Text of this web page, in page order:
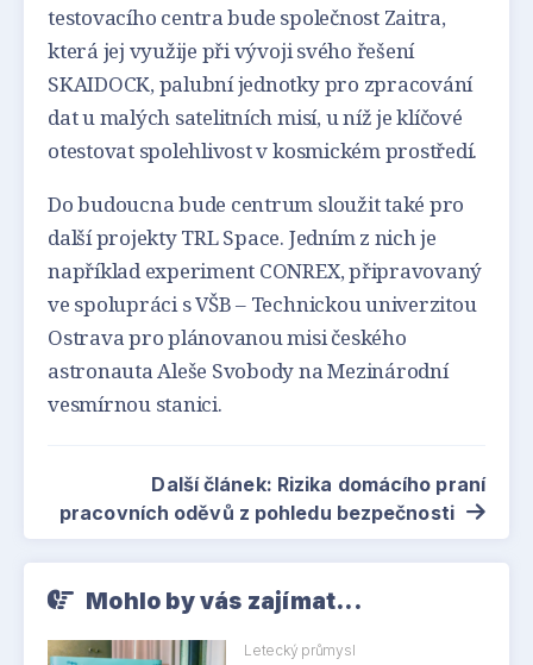
testovacího centra bude společnost Zaitra,
která jej využije při vývoji svého řešení
SKAIDOCK, palubní jednotky pro zpracování
dat u malých satelitních misí, u níž je klíčové
otestovat spolehlivost v kosmickém prostředí.
Do budoucna bude centrum sloužit také pro
další projekty TRL Space. Jedním z nich je
například experiment CONREX, připravovaný
ve spolupráci s VŠB – Technickou univerzitou
Ostrava pro plánovanou misi českého
astronauta Aleše Svobody na Mezinárodní
vesmírnou stanici.
Další článek: Rizika domácího praní
pracovních oděvů z pohledu bezpečnosti
Mohlo by vás zajímat...
Letecký průmysl